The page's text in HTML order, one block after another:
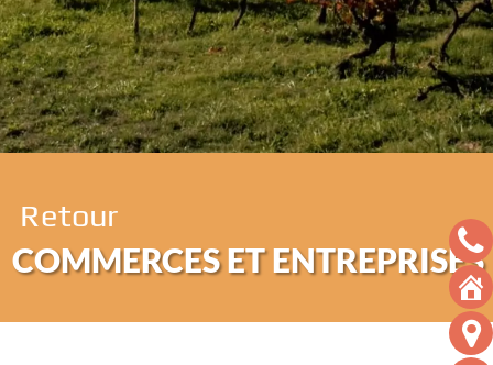
Retour
COMMERCES ET ENTREPRISES